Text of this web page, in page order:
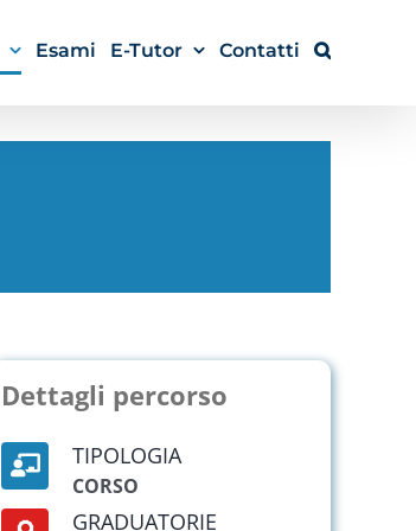
Esami E-Tutor Contatti
Dettagli percorso
TIPOLOGIA
CORSO
GRADUATORIE